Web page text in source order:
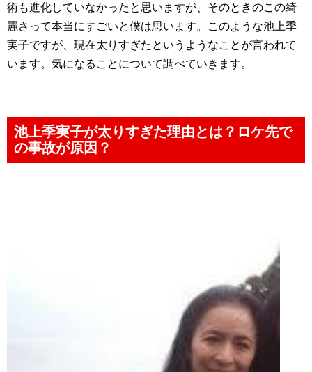
術も進化していなかったと思いますが、そのときのこの綺
麗さって本当にすごいと僕は思います。このような池上季
実子ですが、現在太りすぎたというようなことが言われて
います。気になることについて調べていきます。
池上季実子が太りすぎた理由とは？ロケ先で
の事故が原因？